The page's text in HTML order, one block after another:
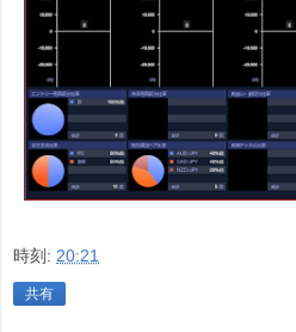
時刻: 20:21
共有